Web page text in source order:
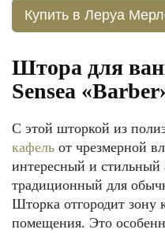
Купить в Леруа
Штора для
Sensea
С этой шторкой из
кафель от чрезмерной
интересный и стильный
традиционный для
Шторка отгородит зону
помещения. Это